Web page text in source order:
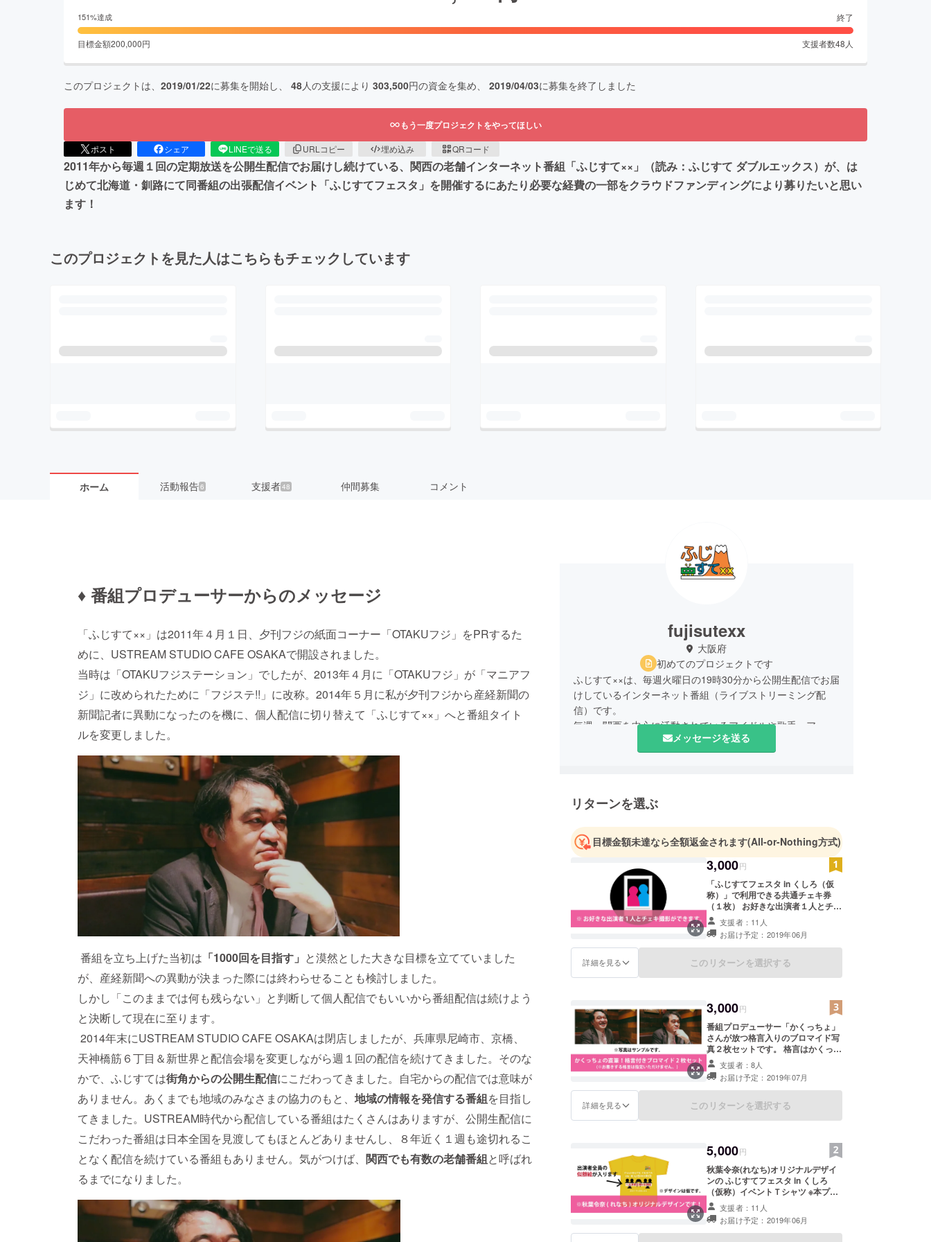
151%達成 終了
目標金額200,000円 支援者数48 人
このプロジェクトは、 2019/01/22に募集を開始し、 48人の支援により 303,500円の資金を集め、 2019/04/03に募集を終了しました
もう一度プロジェクトをやってほしい
ポスト シェア LINEで送る URLコピー 埋め込み QRコード
2011年から毎週１回の定期放送を公開生配信でお届けし続けている、関西の老舗インターネット番組「ふじすて××」（読み：ふじすて ダブルエックス）が、は
じめて北海道・釧路にて同番組の出張配信イベント「ふじすてフェスタ」を開催するにあたり必要な経費の一部をクラウドファンディングにより募りたいと思い
ます！
このプロジェクトを見た人はこちらもチェックしています
ホーム 活動報告6 支援者48 仲間募集 コメント
♦︎ 番組プロデューサーからのメッセージ
「ふじすて××」は2011年４月１日、夕刊フジの紙面コーナー「OTAKUフジ」をPRするた
めに、USTREAM STUDIO CAFE OSAKAで開設されました。
当時は「OTAKUフジステーション」でしたが、2013年４月に「OTAKUフジ」が「マニアフ
ジ」に改められたために「フジステ!!」に改称。2014年５月に私が夕刊フジから産経新聞の
新聞記者に異動になったのを機に、個人配信に切り替えて「ふじすて××」へと番組タイト
ルを変更しました。
番組を立ち上げた当初は 「1000回を目指す」 と漠然とした大きな目標を立てていました
が、産経新聞への異動が決まった際には終わらせることも検討しました。
しかし「このままでは何も残らない」と判断して個人配信でもいいから番組配信は続けよう
と決断して現在に至ります。
2014年末にUSTREAM STUDIO CAFE OSAKAは閉店しましたが、兵庫県尼崎市、京橋、
天神橋筋６丁目＆新世界と配信会場を変更しながら週１回の配信を続けてきました。そのな
かで、ふじすては街角からの公開生配信にこだわってきました。自宅からの配信では意味が
ありません。あくまでも地域のみなさまの協力のもと、 地域の情報を発信する番組を目指し
てきました。USTREAM時代から配信している番組はたくさんはありますが、公開生配信に
こだわった番組は日本全国を見渡してもほとんどありませんし、８年近く１週も途切れるこ
となく配信を続けている番組もありません。気がつけば、 関西でも有数の老舗番組と呼ばれ
るまでになりました。
fujisutexx
大阪府
初めてのプロジェクトです
ふじすて××は、毎週火曜日の19時30分から公開生配信でお届
けしているインターネット番組（ライブストリーミング配
信）です。
毎週、関西を中心に活動されているアイドルや歌手、アー
ティスト、パフォーマー、文化人の皆さまをゲストにお迎え
し、公開生配信で楽しく賑やかにお届けしています。
ロモーションの場を創り上げていくことを目指しています。
回の定期放送を公開生放送で続けている、日本有数の老舗イ
ンターネット番組です。
メッセージを送る
リターンを選ぶ
目標金額未達なら全額返金されます(All-or-Nothing方式)
3,000円
「ふじすてフェスタ in くしろ（仮
称）」で利用できる共通チェキ券
（１枚） お好きな出演者１人とチェ
キ撮影ができます。 チェキ券は当日
会場にてお渡しします。
支援者：11人
お届け予定：2019年06月
詳細を見る このリターンを選択する
3,000円
番組プロデューサー「かくっちょ」
さんが放つ格言入りのブロマイド写
真２枚セットです。 格言はかくっ
ちょさんの直筆！ ※お書きする格言
は指定いただけません
支援者：8人
お届け予定：2019年07月
詳細を見る このリターンを選択する
5,000円
秋葉令奈(れなち)オリジナルデザイ
ンの ふじすてフェスタ in くしろ
（仮称）イベントＴシャツ ※本プロ
ジェクトがSUCCESSした後、T
シャツのサイズ等をお尋ねするメー
ルをお送りいたします。 返礼品準備
の関係上、当メールの文面に記載さ
支援者：11人
お届け予定：2019年06月